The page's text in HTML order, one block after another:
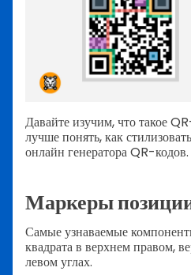
Давайте изучим, что такое
лучше понять, как
онлайн генератора QR-кодов.
Маркеры
Самые узнаваемые
квадрата в верхнем правом,
левом углах.